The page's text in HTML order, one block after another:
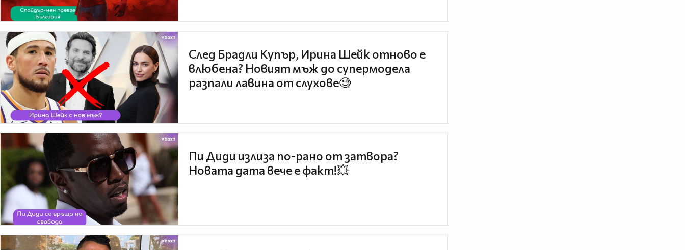
След Брадли Купър, Ирина Шейк отново е
влюбена? Новият мъж до супермодела
разпали лавина от слухове🧐
Пи Диди излиза по-рано от затвора?
Новата дата вече е факт!💥